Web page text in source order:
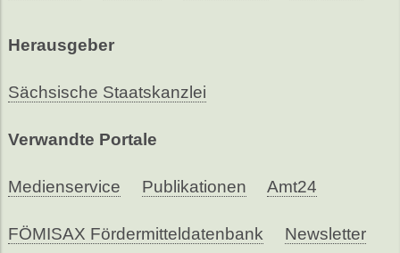
Herausgeber
Sächsische Staatskanzlei
Verwandte Portale
Medienservice Publikationen Amt24
FÖMISAX Fördermitteldatenbank Newsletter